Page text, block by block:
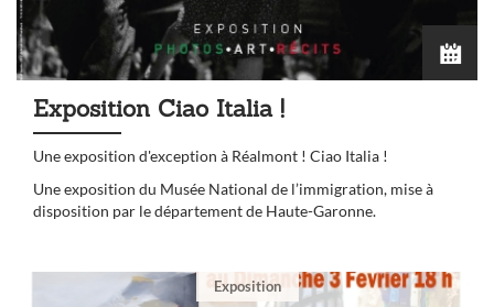
Exposition Ciao Italia !
Une exposition d'exception à Réalmont ! Ciao Italia !
Une exposition du Musée National de l’immigration, mise à
disposition par le département de Haute-Garonne.
Exposition